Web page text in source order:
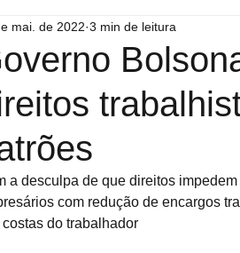
SINDICAL ELEIÇÕES
mai. de 2022 3 min de leitura
a desculpa de que direitos
com redução de encargos
costas do trabalhador